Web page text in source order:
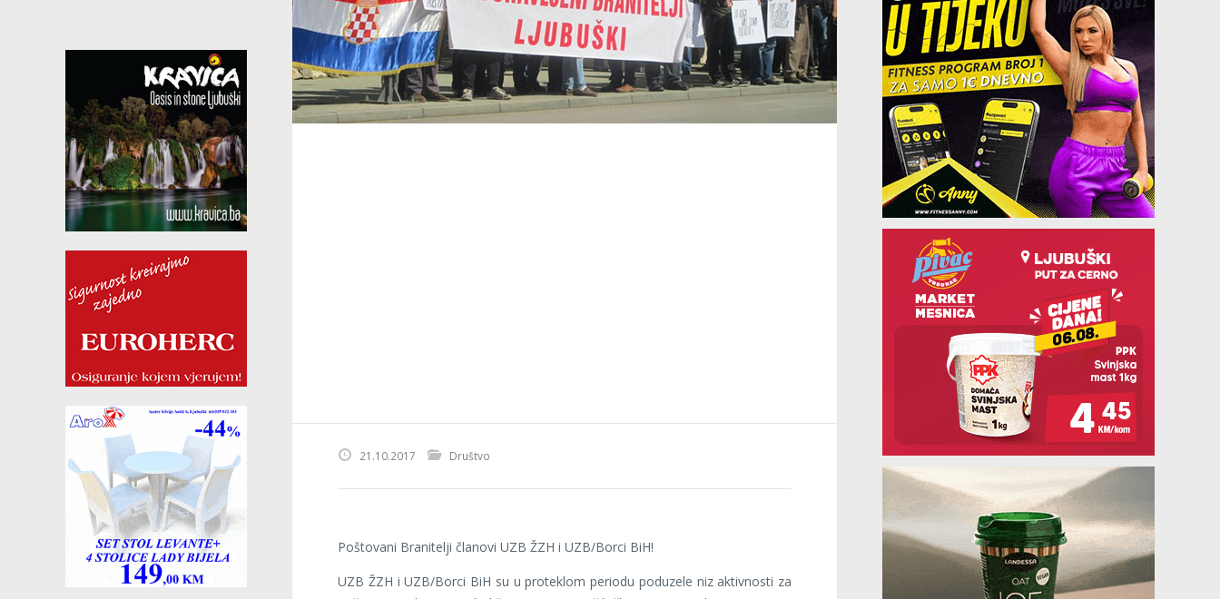
21.10.2017 Društvo
Poštovani Branitelji članovi UZB ŽZH i UZB/Borci BiH!
UZB ŽZH i UZB/Borci BiH su u proteklom periodu poduzele niz aktivnosti za